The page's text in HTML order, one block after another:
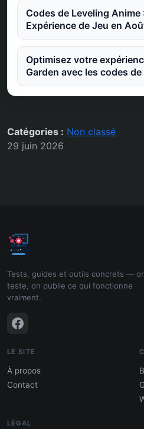
Codes de Leveling
Expérience de Jeu en
Optimisez votre
Garden avec les codes
Catégories : Non classé
29 juin 2026
Tests, guides et outils concrets —
teste, on publie ce qui fonctionne
vraiment.
LE SITE
À propos
Contact
LÉGAL